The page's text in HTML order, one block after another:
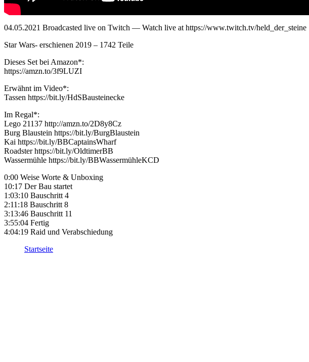
04.05.2021 Broadcasted live on Twitch — Watch live at https://www.twitch.tv/held_der_steine
Star Wars- erschienen 2019 – 1742 Teile
Dieses Set bei Amazon*:
https://amzn.to/3f9LUZI
Erwähnt im Video*:
Tassen https://bit.ly/HdSBausteinecke
Im Regal*:
Lego 21137 http://amzn.to/2D8y8Cz
Burg Blaustein https://bit.ly/BurgBlaustein
Kai https://bit.ly/BBCaptainsWharf
Roadster https://bit.ly/OldtimerBB
Wassermühle https://bit.ly/BBWassermühleKCD
0:00 Weise Worte & Unboxing
10:17 Der Bau startet
1:03:10 Bauschritt 4
2:11:18 Bauschritt 8
3:13:46 Bauschritt 11
3:55:04 Fertig
4:04:19 Raid und Verabschiedung
Startseite